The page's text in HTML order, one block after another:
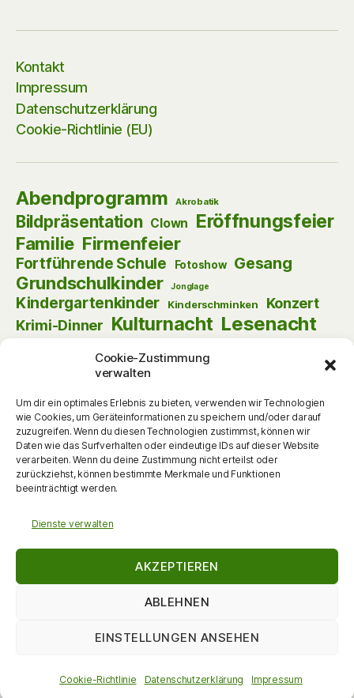
Cookie-Zustimmung
verwalten
Um dir ein optimales Erlebnis zu bieten, verwenden wir Technologien
wie Cookies, um Geräteinformationen zu speichern und/oder darauf
zuzugreifen. Wenn du diesen Technologien zustimmst, können wir
Daten wie das Surfverhalten oder eindeutige IDs auf dieser Website
verarbeiten. Wenn du deine Zustimmung nicht erteilst oder
zurückziehst, können bestimmte Merkmale und Funktionen
beeinträchtigt werden.
Dienste verwalten
AKZEPTIEREN
ABLEHNEN
EINSTELLUNGEN ANSEHEN
Cookie-Richtlinie Datenschutzerklärung Impressum
Kontakt
Impressum
Datenschutzerklärung
Cookie-Richtlinie (EU)
Abendprogramm Akrobatik
Bildpräsentation Clown Eröffnungsfeier
Familie Firmenfeier
Fortführende Schule Fotoshow Gesang
Grundschulkinder Jonglage
Kindergartenkinder Kinderschminken Konzert
Krimi-Dinner Kulturnacht Lesenacht
Pantomime Puppentheater
Szenische Lesung
Tag der offenen Tür Tanz Theater
Themenabend Vernissage Vorlesen
Vorschulkinder Vortrag Vortrag Walking Act
Weihnachten Werkstattgespräch Zauberei
zum Mitmachen
Datenschutzerklärung